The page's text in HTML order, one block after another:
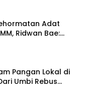
Adat
Ridwan Bae:
Belum Pantas!
Pangan Lokal di
Umbi Rebus